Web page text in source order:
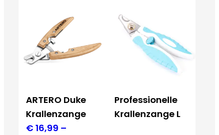
ARTERO Duke
Krallenzange
€ 16,99 –
Professionelle
Krallenzange L